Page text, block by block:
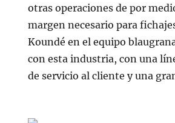
otras operaciones de por
margen necesario para
Koundé en el equipo
con esta industria, con una
de servicio al cliente y una